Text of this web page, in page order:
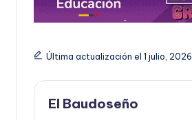
Última actualización el 1 julio, 2026
El Baudoseño